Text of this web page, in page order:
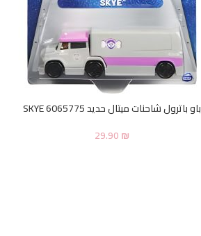
باو باترول شاحنات ميتال حديد SKYE 6065775
29.90₪